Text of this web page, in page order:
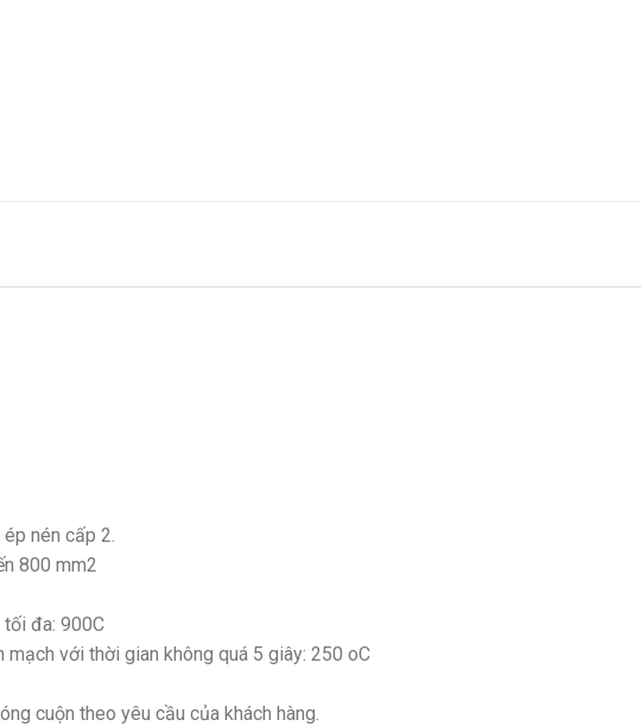
nén cấp 2.
800 mm2
đa: 900C
với thời gian không quá 5 giây: 250 oC
cuộn theo yêu cầu của khách hàng.